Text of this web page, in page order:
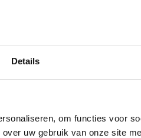
Details
om functies voor
uw gebruik van onze site